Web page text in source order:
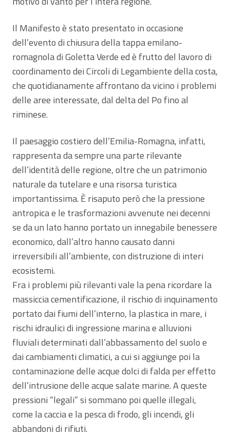
Il Manifesto è stato presentato in occasione
dell’evento di chiusura della tappa emilano-
romagnola di Goletta Verde ed è frutto del lavoro di
coordinamento dei Circoli di Legambiente della costa,
che quotidianamente affrontano da vicino i problemi
delle aree interessate, dal delta del Po fino al
riminese.
Il paesaggio costiero dell’Emilia-Romagna, infatti,
rappresenta da sempre una parte rilevante
dell’identità delle regione, oltre che un patrimonio
naturale da tutelare e una risorsa turistica
importantissima. È risaputo però che la pressione
antropica e le trasformazioni avvenute nei decenni
se da un lato hanno portato un innegabile benessere
economico, dall’altro hanno causato danni
irreversibili all’ambiente, con distruzione di interi
ecosistemi.
Fra i problemi più rilevanti vale la pena ricordare la
massiccia cementificazione, il rischio di inquinamento
portato dai fiumi dell’interno, la plastica in mare, i
rischi idraulici di ingressione marina e alluvioni
fluviali determinati dall’abbassamento del suolo e
dai cambiamenti climatici, a cui si aggiunge poi la
contaminazione delle acque dolci di falda per effetto
dell’intrusione delle acque salate marine. A queste
pressioni “legali” si sommano poi quelle illegali,
come la caccia e la pesca di frodo, gli incendi, gli
abbandoni di rifiuti.